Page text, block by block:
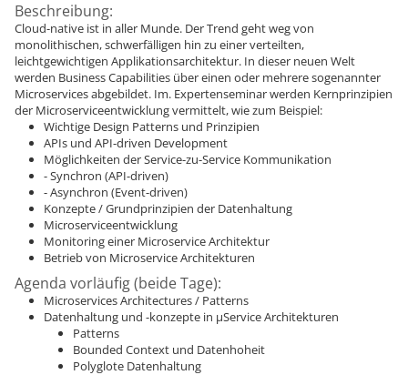
Beschreibung:
Cloud-native ist in aller Munde. Der Trend geht weg von
monolithischen, schwerfälligen hin zu einer verteilten,
leichtgewichtigen Applikationsarchitektur. In dieser neuen Welt
werden Business Capabilities über einen oder mehrere sogenannter
Microservices abgebildet. Im. Expertenseminar werden Kernprinzipien
der Microserviceentwicklung vermittelt, wie zum Beispiel:
Wichtige Design Patterns und Prinzipien
APIs und API-driven Development
Möglichkeiten der Service-zu-Service Kommunikation
- Synchron (API-driven)
- Asynchron (Event-driven)
Konzepte / Grundprinzipien der Datenhaltung
Microserviceentwicklung
Monitoring einer Microservice Architektur
Betrieb von Microservice Architekturen
Agenda vorläufig (beide Tage):
Microservices Architectures / Patterns
Datenhaltung und -konzepte in µService Architekturen
Patterns
Bounded Context und Datenhoheit
Polyglote Datenhaltung